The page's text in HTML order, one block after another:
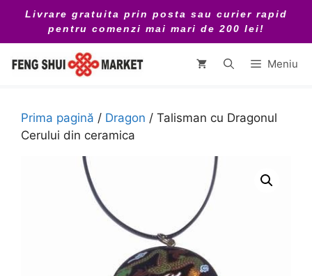
conținut
Livrare gratuita prin posta sau curier rapid
pentru comenzi mai mari de 200 lei!
Meniu
Prima pagină / Dragon / Talisman cu Dragonul
Cerului din ceramica